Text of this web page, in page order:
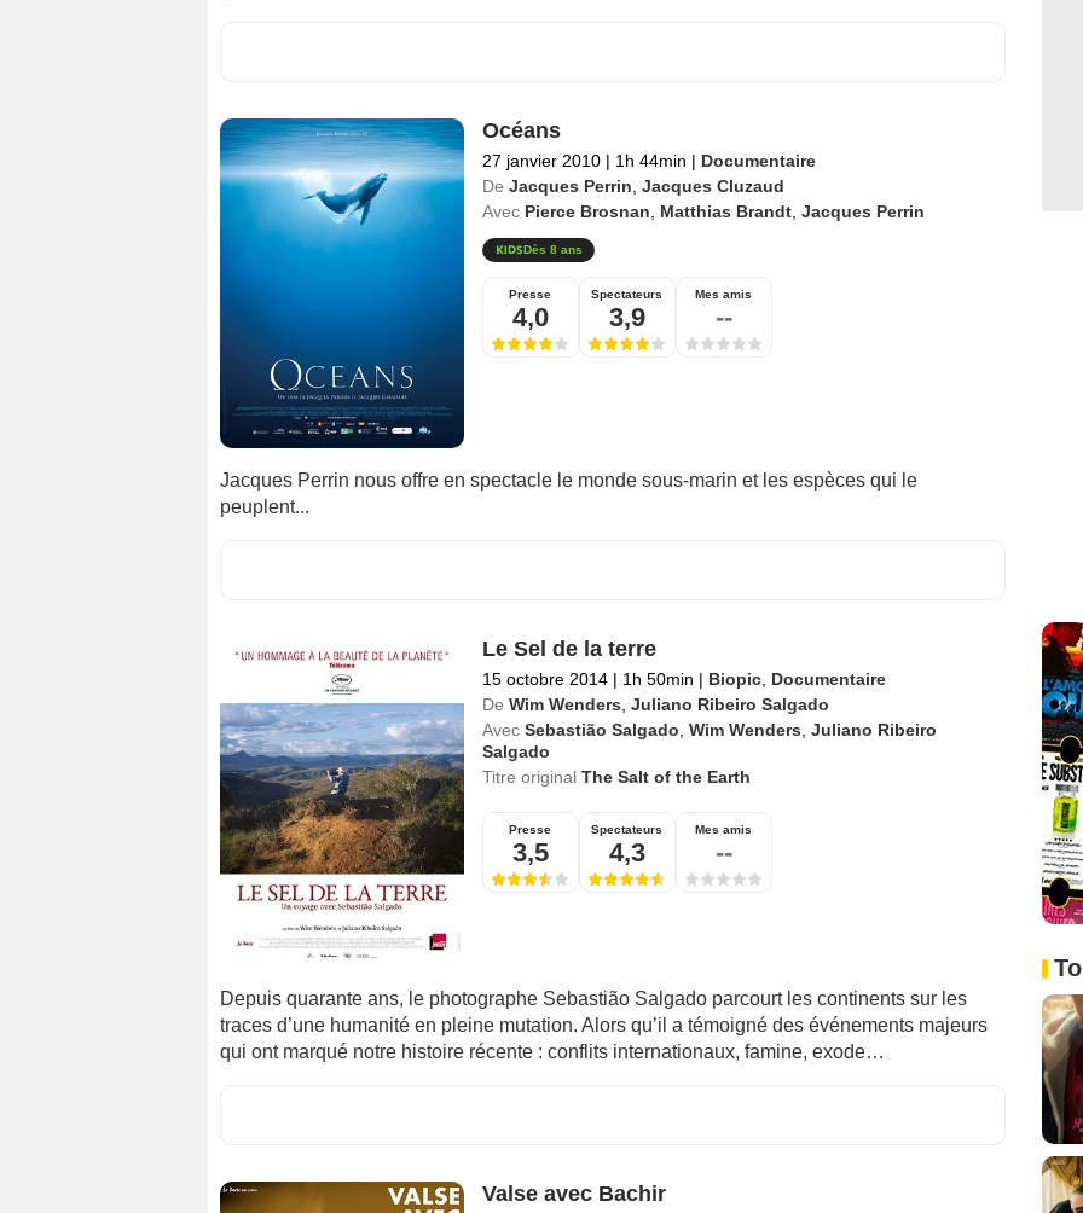
Océans
27 janvier 2010 | 1h 44min | Documentaire
De Jacques Perrin Jacques Cluzaud
Avec Pierce Brosnan Matthias Brandt, Jacques Perrin
Dès 8 ans
Presse
4,0
Spectateurs
3,9
Mes amis
--
Jacques Perrin nous offre en spectacle le monde sous-marin et les espèces qui le
peuplent...
Le Sel de la terre
15 octobre 2014 | 1h 50min | Biopic, Documentaire
De Wim Wenders Juliano Ribeiro Salgado
Avec Sebastião Salgado Wim Wenders Juliano Ribeiro
Salgado
Titre original The Salt of the Earth
Presse
3,5
Spectateurs
4,3
Mes amis
--
Depuis quarante ans, le photographe Sebastião Salgado parcourt les continents sur les
traces d’une humanité en pleine mutation. Alors qu’il a témoigné des événements majeurs
qui ont marqué notre histoire récente : conflits internationaux, famine, exode…
Valse avec Bachir